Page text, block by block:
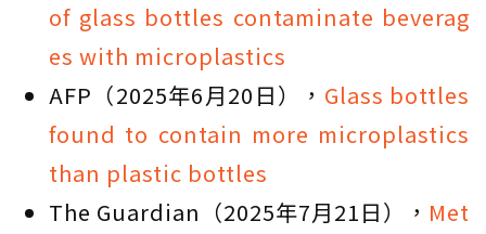
of glass bottles contaminate beverag
es with microplastics
AFP（2025年6月20日）， Glass bottles
found to contain more microplastics
than plastic bottles
The Guardian（2025年7月21日）， Met